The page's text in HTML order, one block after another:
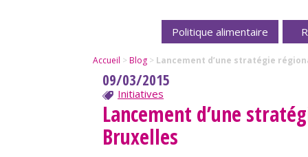
Politique alimentaire
Accueil > Blog > Lancement d’une stratégie
09/03/2015
Initiatives
Lancement d’une
Bruxelles